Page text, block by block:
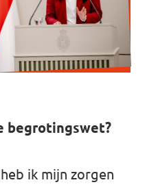
Platform Volt
begrotingswet?
ik mijn zorgen